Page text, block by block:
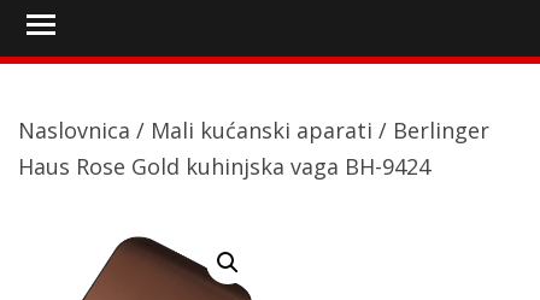
Naslovnica / Mali kućanski aparati / Berlinger
Haus Rose Gold kuhinjska vaga BH-9424